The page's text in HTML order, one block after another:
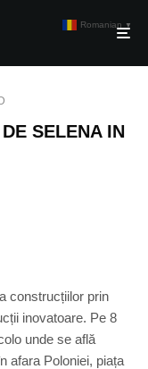
SELENA IN
construcțiilor prin
inovatoare. Pe 8
unde se află
afara Poloniei, piața
Romanian ▼